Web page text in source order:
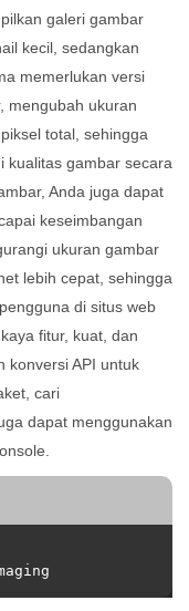
galeri gambar
kecil, sedangkan
memerlukan versi
mengubah ukuran
total, sehingga
kualitas gambar secara
Anda juga dapat
keseimbangan
ukuran gambar
lebih cepat, sehingga
di situs web
fitur, kuat, dan
konversi API untuk
cari
dapat menggunakan